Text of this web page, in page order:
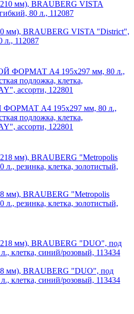
мм), BRAUBERG VISTA "District",
л., 112087
А4 195х297 мм, 80 л.,
подложка, клетка,
ассорти, 122801
мм), BRAUBERG "Metropolis
л., резинка, клетка, золотистый,
мм), BRAUBERG "DUO", под
клетка, синий/розовый, 113434